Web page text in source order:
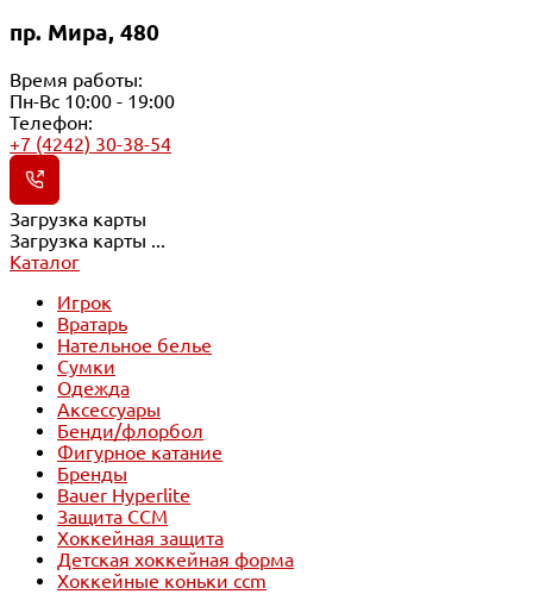
пр. Мира, 480
Время работы:
Пн-Вс 10:00 - 19:00
Телефон:
+7 (4242) 30-38-54
Загрузка карты
Загрузка карты ...
Каталог
Игрок
Вратарь
Нательное белье
Сумки
Одежда
Аксессуары
Бенди/флорбол
Фигурное катание
Бренды
Bauer Hyperlite
Защита CCM
Хоккейная защита
Детская хоккейная форма
Хоккейные коньки ccm